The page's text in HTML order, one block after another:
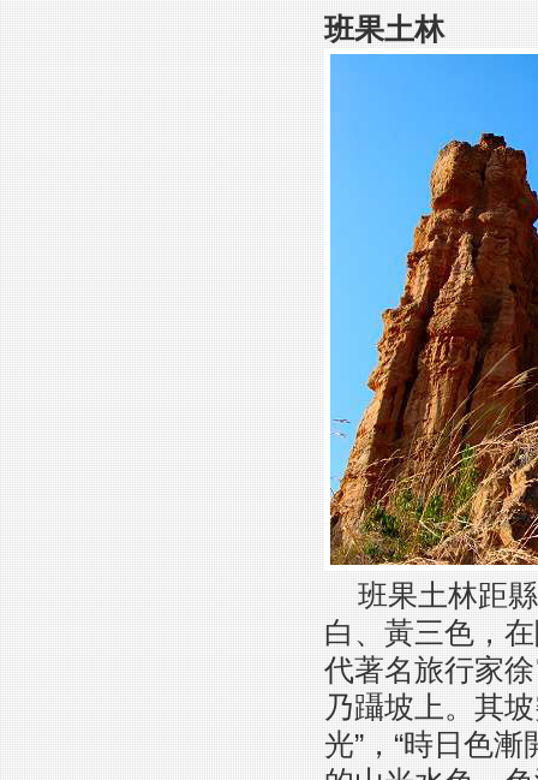
班果土林
班果土林距
白、黃三色，
代著名旅行家
乃躡坡上。其
光”，“時日色